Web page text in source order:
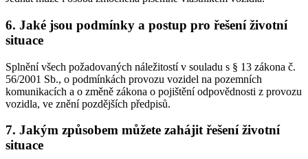
6. Jaké jsou podmínky a postup pro řešení životní
situace
Splnění všech požadovaných náležitostí v souladu s § 13 zákona č.
56/2001 Sb., o podmínkách provozu vozidel na pozemních
komunikacích a o změně zákona o pojištění odpovědnosti z provozu
vozidla, ve znění pozdějších předpisů.
7. Jakým způsobem můžete zahájit řešení životní
situace